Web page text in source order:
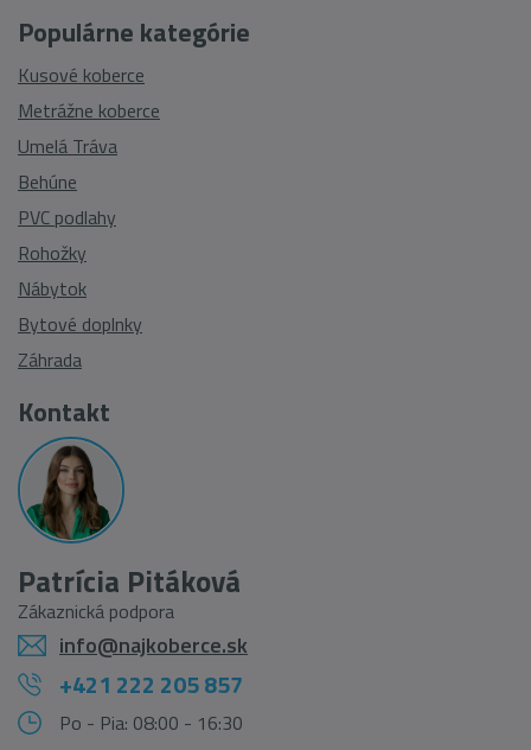
Populárne kategórie
Kusové koberce
Metrážne koberce
Umelá Tráva
Behúne
PVC podlahy
Rohožky
Nábytok
Bytové doplnky
Záhrada
Kontakt
Patrícia Pitáková
Zákaznická podpora
info@najkoberce.sk
+421 222 205 857
Po - Pia: 08:00 - 16:30